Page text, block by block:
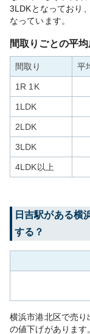
3LDKとなっており
なっています。
間取りごとの平
間取り 平
1R 1K
1LDK
2LDK
3LDK
4LDK以上
日吉駅がある横
する？
横浜市港北区で売
の値下げがあります